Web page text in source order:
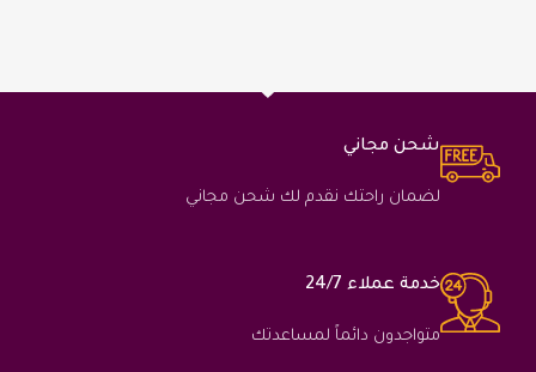
شحن مجاني
لضمان راحتك نقدم لك شحن مجاني
خدمة عملاء 24/7
متواجدون دائماً لمساعدتك